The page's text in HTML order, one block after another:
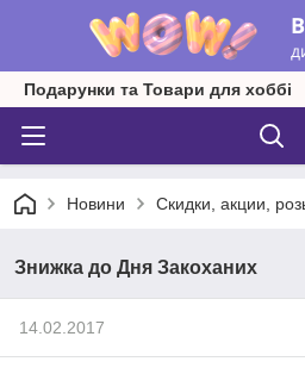
Подарунки та Товари для хоббі
Новини Скидки, акции,
Знижка до Дня Закоханих
14.02.2017